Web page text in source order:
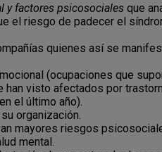
y factores psicosociales que
el riesgo de padecer el
quienes así se
(ocupaciones que
han visto afectados por
el último año).
organización.
mayores riesgos
mental.